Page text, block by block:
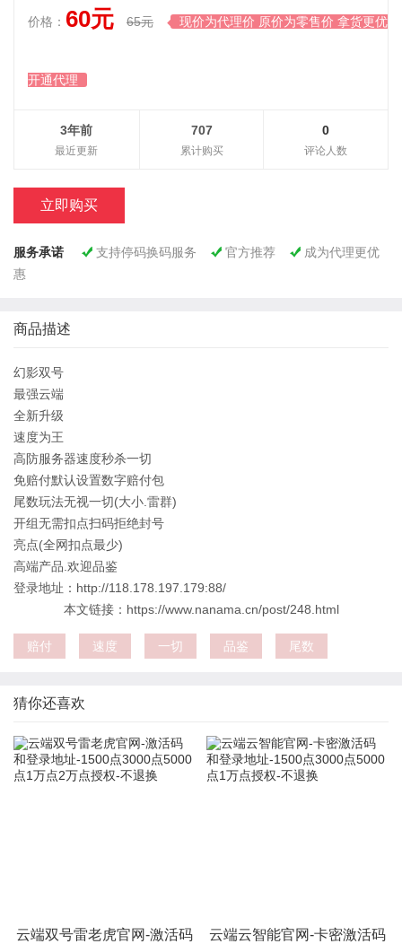
价格： 60元 65元  现价为代理价 原价为零售价 拿货更优惠
开通代理
0
评论人数
707
累计购买
3年前
最近更新
立即购买
服务承诺  支持停码换码服务  官方推荐  成为代理更优
惠
商品描述
幻影双号
最强云端
全新升级
速度为王
高防服务器速度秒杀一切
免赔付默认设置数字赔付包
尾数玩法无视一切(大小.雷群)
开组无需扣点扫码拒绝封号
亮点(全网扣点最少)
高端产品.欢迎品鉴
登录地址：http://118.178.197.179:88/
本文链接：https://www.nanama.cn/post/248.html
赔付 速度 一切 品鉴 尾数
猜你还喜欢
云端双号雷老虎官网-激活码
云端云智能官网-卡密激活码